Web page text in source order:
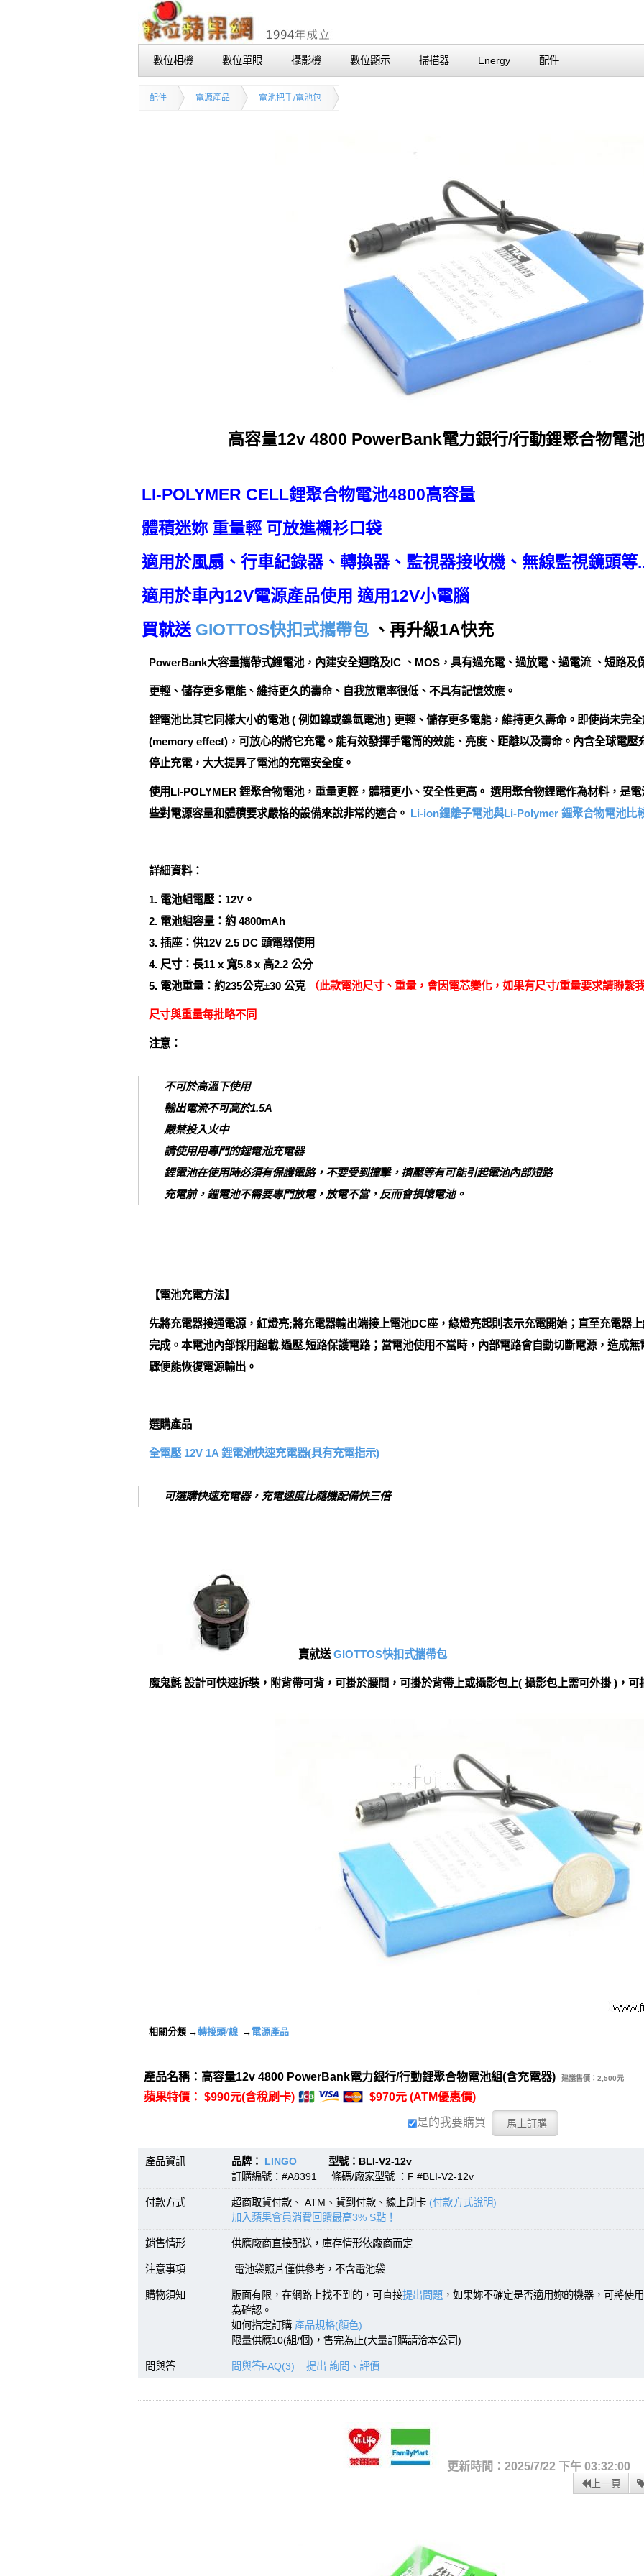
數位相機 數位單眼 攝影機 數位顯示 掃描器 Energy 配件
配件 電源產品 電池把手/電池包
高容量12v 4800 PowerBank電力銀行/行動鋰聚合物電
LI-POLYMER CELL鋰聚合物電池4800高容量
體積迷妳 重量輕 可放進襯衫口袋
適用於風扇、行車紀錄器、轉換器、監視器接收機、無線監視鏡頭等
適用於車內12V電源產品使用 適用12V小電腦
買就送 GIOTTOS快扣式攜帶包 、再升級1A快充
PowerBank大容量攜帶式鋰電池，內建安全迴路及IC 、MOS，具有過充電、過放電、過電流 、短路及
更輕、儲存更多電能、維持更久的壽命、自我放電率很低、不具有記憶效應。
鋰電池比其它同樣大小的電池 ( 例如鎳或鎳氫電池 ) 更輕、儲存更多電能，維持更久壽命。即使尚未完
(memory effect)，可放心的將它充電。能有效發揮手電筒的效能、亮度、距離以及壽命。內含全球電壓
停止充電，大大提昇了電池的充電安全度。
使用LI-POLYMER 鋰聚合物電池，重量更輕，體積更小、安全性更高。 選用聚合物鋰電作為材料，是
些對電源容量和體積要求嚴格的設備來說非常的適合。 Li-ion鋰離子電池與Li-Polymer 鋰聚合物電池比
詳細資料：
1. 電池組電壓：12V。
2. 電池組容量：約 4800mAh
3. 插座：供12V 2.5 DC 頭電器使用
4. 尺寸：長11 x 寬5.8 x 高2.2 公分
5. 電池重量：約235公克±30 公克
（此款電池尺寸、重量，會因電芯變化，如果有尺寸/重量要求請聯繫
尺寸與重量每批略不同
注意：
不可於高溫下使用
輸出電流不可高於1.5A
嚴禁投入火中
請使用用專門的鋰電池充電器
鋰電池在使用時必須有保護電路，不要受到撞擊，擠壓等有可能引起電池內部短路
充電前，鋰電池不需要專門放電，放電不當，反而會損壞電池。
【電池充電方法】
先將充電器接通電源，紅燈亮;將充電器輸出端接上電池DC座，綠燈亮起則表示充電開始；直至充電器
完成。本電池內部採用超載.過壓.短路保護電路；當電池使用不當時，內部電路會自動切斷電源，造成
驟便能恢復電源輸出。
選購產品
全電壓 12V 1A 鋰電池快速充電器(具有充電指示)
可選購快速充電器，充電速度比隨機配備快三倍
賣就送 GIOTTOS快扣式攜帶包
魔鬼氈 設計可快速拆裝，附背帶可背，可掛於腰間，可掛於背帶上或攝影包上( 攝影包上需可外掛 )，可
相關分類 →轉接頭/線 → 電源產品
產品名稱：高容量12v 4800 PowerBank電力銀行/行動鋰聚合物電池組(含充電器) 建議售價： 2,500元
蘋果特價： $990元(含稅刷卡) $970元 (ATM優惠價)
是的我要購買
產品資訊 品牌： LINGO 型號：BLI-V2-12v
訂購編號：#A8391 條碼/廠家型號 ：F #BLI-V2-12v
付款方式 超商取貨付款、 ATM、貨到付款、線上刷卡 (付款方式說明)
加入蘋果會員消費回饋最高3% S點！
銷售情形 供應廠商直接配送，庫存情形依廠商而定
注意事項 電池袋照片僅供參考，不含電池袋
購物須知 版面有限，在網路上找不到的，可直接提出問題 ，如果妳不確定是否適用妳的機器，可將使
為確認。
如何指定訂購 產品規格(顏色)
限量供應10(組/個)，售完為止(大量訂購請洽本公司)
問與答 問與答FAQ(3) 提出 詢問、評價
更新時間：2025/7/22 下午 03:32:00
上一頁